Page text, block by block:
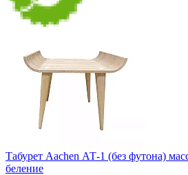
Табурет Aachen АТ-1 (без футона)
беление